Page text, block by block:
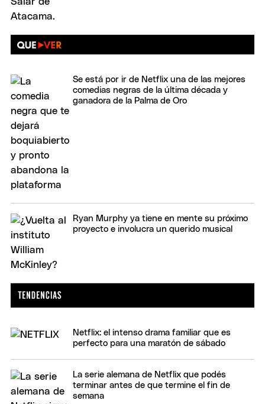
Se está por ir de Netflix una de las mejores
comedias negras de la última década y
ganadora de la Palma de Oro
Ryan Murphy ya tiene en mente su próximo
proyecto e involucra un querido musical
Netflix: el intenso drama familiar que es
perfecto para una maratón de sábado
La serie alemana de Netflix que podés
terminar antes de que termine el fin de
semana